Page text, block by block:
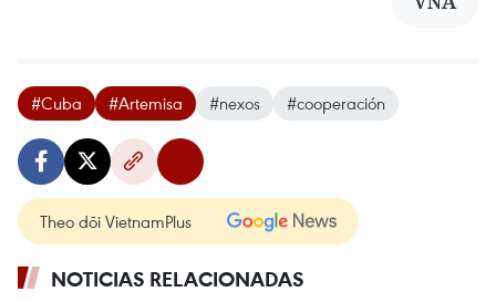
#Cuba #Artemisa #nexos #cooperación
Theo dõi VietnamPlus
NOTICIAS RELACIONADAS